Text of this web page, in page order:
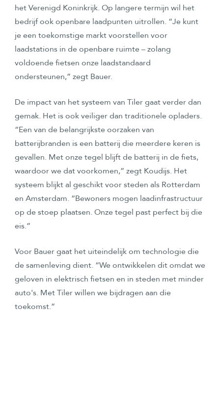
het Verenigd Koninkrijk. Op langere termijn wil het
bedrijf ook openbare laadpunten uitrollen. “Je kunt
je een toekomstige markt voorstellen voor
laadstations in de openbare ruimte – zolang
voldoende fietsen onze laadstandaard
ondersteunen,” zegt Bauer.
De impact van het systeem van Tiler gaat verder dan
gemak. Het is ook veiliger dan traditionele opladers.
“Een van de belangrijkste oorzaken van
batterijbranden is een batterij die meerdere keren is
gevallen. Met onze tegel blijft de batterij in de fiets,
waardoor we dat voorkomen,” zegt Koudijs. Het
systeem blijkt al geschikt voor steden als Rotterdam
en Amsterdam. “Bewoners mogen laadinfrastructuur
op de stoep plaatsen. Onze tegel past perfect bij die
eis.”
Voor Bauer gaat het uiteindelijk om technologie die
de samenleving dient. “We ontwikkelen dit omdat we
geloven in elektrisch fietsen en in steden met minder
auto's. Met Tiler willen we bijdragen aan die
toekomst.”